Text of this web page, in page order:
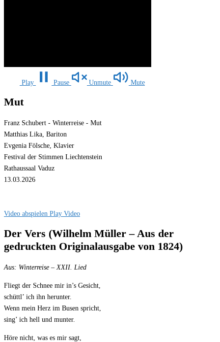
Play Pause Unmute Mute
Mut
Franz Schubert - Winterreise - Mut
Matthias Lika, Bariton
Evgenia Fölsche, Klavier
Festival der Stimmen Liechtenstein
Rathaussaal Vaduz
13.03.2026
Video abspielen Play Video
Der Vers (Wilhelm Müller – Aus der
gedruckten Originalausgabe von 1824)
Aus: Winterreise – XXII. Lied
Fliegt der Schnee mir in’s Gesicht,
schüttl’ ich ihn herunter.
Wenn mein Herz im Busen spricht,
sing’ ich hell und munter.
Höre nicht, was es mir sagt,